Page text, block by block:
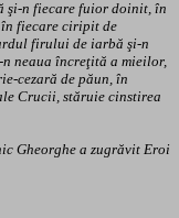
şi-n fiecare fuior doinit, în
fiecare ciripit de
firului de iarbă şi-n
neaua încreţită a mieilor,
cezară de păun, în
Crucii, stăruie cinstirea
Gheorghe a zugrăvit Eroi